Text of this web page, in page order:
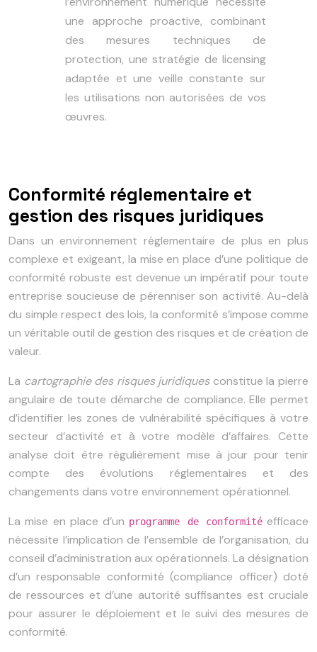
une approche proactive, combinant
des mesures techniques de
protection, une stratégie de licensing
adaptée et une veille constante sur
les utilisations non autorisées de vos
œuvres.
Conformité réglementaire et
gestion des risques juridiques
Dans un environnement réglementaire de plus en plus
complexe et exigeant, la mise en place d’une politique de
conformité robuste est devenue un impératif pour toute
entreprise soucieuse de pérenniser son activité. Au-delà
du simple respect des lois, la conformité s’impose comme
un véritable outil de gestion des risques et de création de
valeur.
La cartographie des risques juridiquesconstitue la pierre
angulaire de toute démarche de compliance. Elle permet
d’identifier les zones de vulnérabilité spécifiques à votre
secteur d’activité et à votre modèle d’affaires. Cette
analyse doit être régulièrement mise à jour pour tenir
compte des évolutions réglementaires et des
changements dans votre environnement opérationnel.
La mise en place d’un programme de conformitéefficace
nécessite l’implication de l’ensemble de l’organisation, du
conseil d’administration aux opérationnels. La désignation
d’un responsable conformité (compliance officer) doté
de ressources et d’une autorité suffisantes est cruciale
pour assurer le déploiement et le suivi des mesures de
conformité.